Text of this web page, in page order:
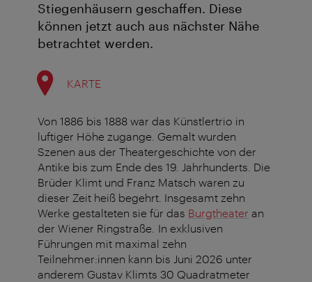
Stiegenhäusern geschaffen. Diese
können jetzt auch aus nächster Nähe
betrachtet werden.
KARTE
Von 1886 bis 1888 war das Künstlertrio in
luftiger Höhe zugange. Gemalt wurden
Szenen aus der Theatergeschichte von der
Antike bis zum Ende des 19. Jahrhunderts. Die
Brüder Klimt und Franz Matsch waren zu
dieser Zeit heiß begehrt. Insgesamt zehn
Werke gestalteten sie für das Burgtheater an
der Wiener Ringstraße. In exklusiven
Führungen mit maximal zehn
Teilnehmer:innen kann bis Juni 2026 unter
anderem Gustav Klimts 30 Quadratmeter